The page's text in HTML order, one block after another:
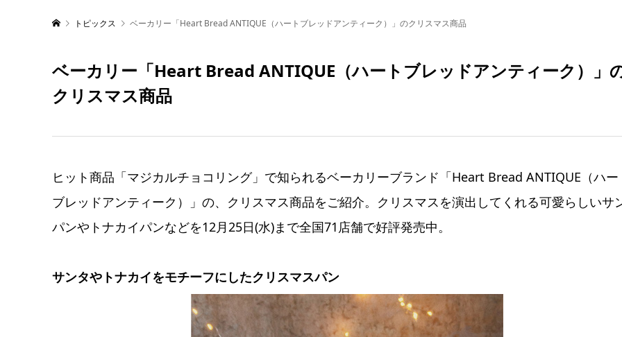
トピックス ベーカリー「Heart Bread ANTIQUE（ハートブレッドアンティーク）」のクリスマス商品
ベーカリー「Heart Bread ANTIQUE（ハートブレッドアンティーク）」
クリスマス商品
ヒット商品「マジカルチョコリング」で知られるベーカリーブランド「Heart Bread ANTIQUE（ハー
ブレッドアンティーク）」の、クリスマス商品をご紹介。クリスマスを演出してくれる可愛らしいサ
パンやトナカイパンなどを12月25日(水)まで全国71店舗で好評発売中。
サンタやトナカイをモチーフにしたクリスマスパン